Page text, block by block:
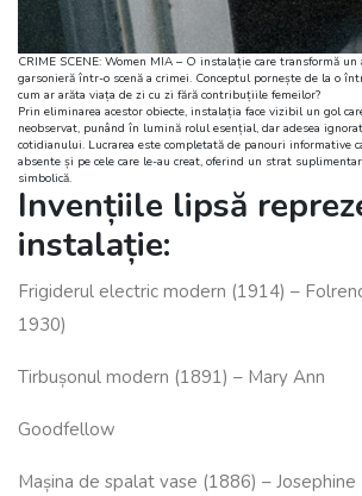
CRIME SCENE: Women MIA – O instalație care transformă
garsonieră într-o scenă a crimei. Conceptul pornește de la o
cum ar arăta viața de zi cu zi fără contribuțiile femeilor?
Prin eliminarea acestor obiecte, instalația face vizibil un gol
neobservat, punând în lumină rolul esențial, dar adesea
cotidianului. Lucrarea este completată de panouri informative
absente și pe cele care le-au creat, oferind un strat
simbolică.
Invențiile lipsă
instalație:
Frigiderul electric modern (1914) –
1930)
Tirbușonul modern (1891) – Mary Ann
Goodfellow
Mașina de spalat vase (1886) – Josephine